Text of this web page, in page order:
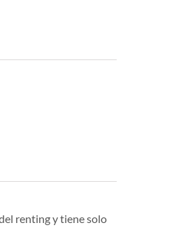
renting y tiene solo